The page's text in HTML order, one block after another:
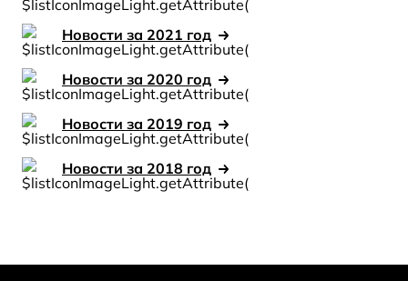
Новости за 2021 год
Новости за 2020 год
Новости за 2019 год
Новости за 2018 год